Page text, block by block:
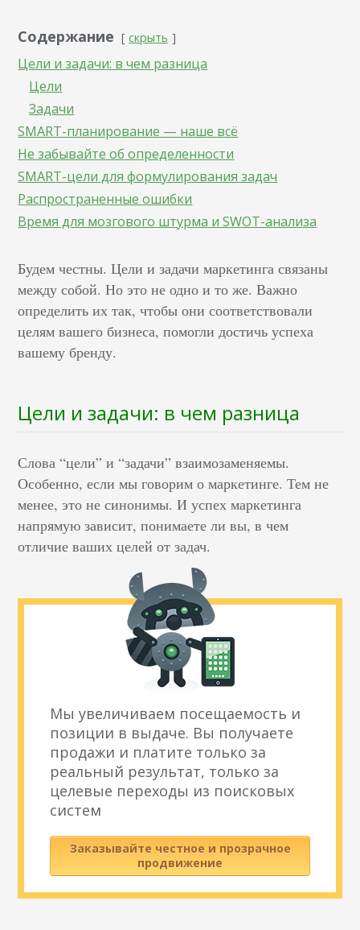
Содержание скрыть
Цели и задачи: в чем разница
Цели
Задачи
SMART-планирование — наше всё
Не забывайте об определенности
SMART-цели для формулирования задач
Распространенные ошибки
Время для мозгового штурма и SWOT-анализа
Будем честны. Цели и задачи маркетинга связаны
между собой. Но это не одно и то же. Важно
определить их так, чтобы они соответствовали
целям вашего бизнеса, помогли достичь успеха
вашему бренду.
Цели и задачи: в чем разница
Слова “цели” и “задачи” взаимозаменяемы.
Особенно, если мы говорим о маркетинге. Тем не
менее, это не синонимы. И успех маркетинга
напрямую зависит, понимаете ли вы, в чем
отличие ваших целей от задач.
Мы увеличиваем посещаемость и
позиции в выдаче. Вы получаете
продажи и платите только за
реальный результат, только за
целевые переходы из поисковых
систем
Заказывайте честное и прозрачное
продвижение